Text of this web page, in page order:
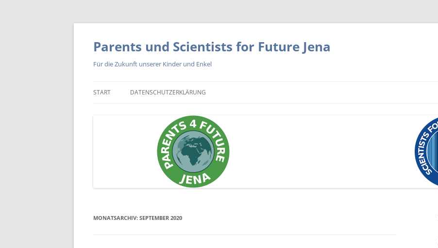
Zum
Parents und Scientists for Future Jena
Für die Zukunft unserer Kinder und Enkel
START DATENSCHUTZERKLÄRUNG
MONATSARCHIV: SEPTEMBER 2020